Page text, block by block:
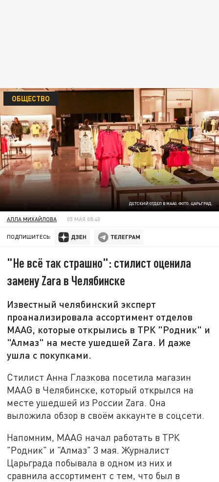
ДЕТСКИЙ ОТДЕЛ В MAAG. ФОТО: ЦАРЬГРАД.
ОБЩЕСТВО
АЛЛА МИХАЙЛОВА 05 МАЯ 08:40
ПОДПИШИТЕСЬ:
"Не всё так страшно": стилист оценила
замену Zara в Челябинске
Известный челябинский эксперт
проанализировала ассортимент отделов
MAAG, которые открылись в ТРК "Родник" и
"Алмаз" на месте ушедшей Zara. И даже
ушла с покупками.
Стилист Анна Глазкова посетила магазин
MAAG в Челябинске, который открылся на
месте ушедшей из России Zara. Она
выложила обзор в своём аккаунте в соцсети.
Напомним, MAAG начал работать в ТРК
"Родник" и "Алмаз" 3 мая. Журналист
Царьграда побывала в одном из них и
сравнила ассортимент с тем, что был в